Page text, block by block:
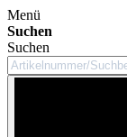
Menü
Suchen
Suchen